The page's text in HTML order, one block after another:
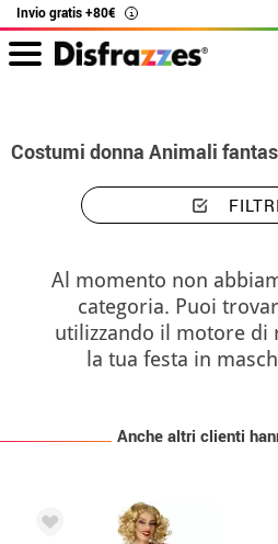
Invio gratis +80€ i
Costumi donna Animali
FILTRI
Al momento non
categoria. Puoi
utilizzando il motore di
la tua festa in
Anche altri clienti